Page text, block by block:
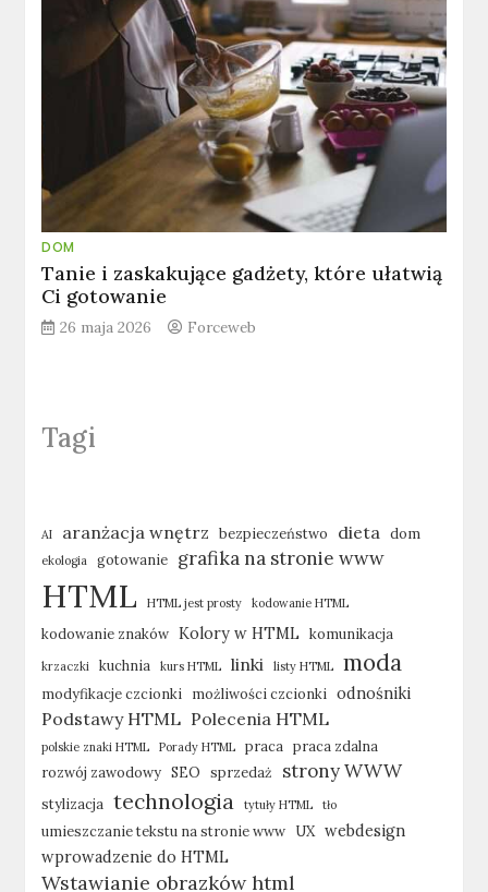
DOM
Tanie i zaskakujące gadżety, które ułatwią
Ci gotowanie
26 maja 2026 Forceweb
Tagi
AI aranżacja wnętrz bezpieczeństwo dieta dom
ekologia gotowanie grafika na stronie www
HTML HTML jest prosty kodowanie HTML
kodowanie znaków Kolory w HTML komunikacja
krzaczki kuchnia kurs HTML linki listy HTML moda
modyfikacje czcionki możliwości czcionki odnośniki
Podstawy HTML Polecenia HTML
polskie znaki HTML Porady HTML praca praca zdalna
rozwój zawodowy SEO sprzedaż strony WWW
stylizacja technologia tytuły HTML tło
umieszczanie tekstu na stronie www UX webdesign
wprowadzenie do HTML
Wstawianie obrazków html